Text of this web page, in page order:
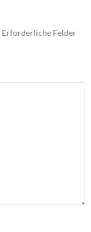
Erforderliche Felder